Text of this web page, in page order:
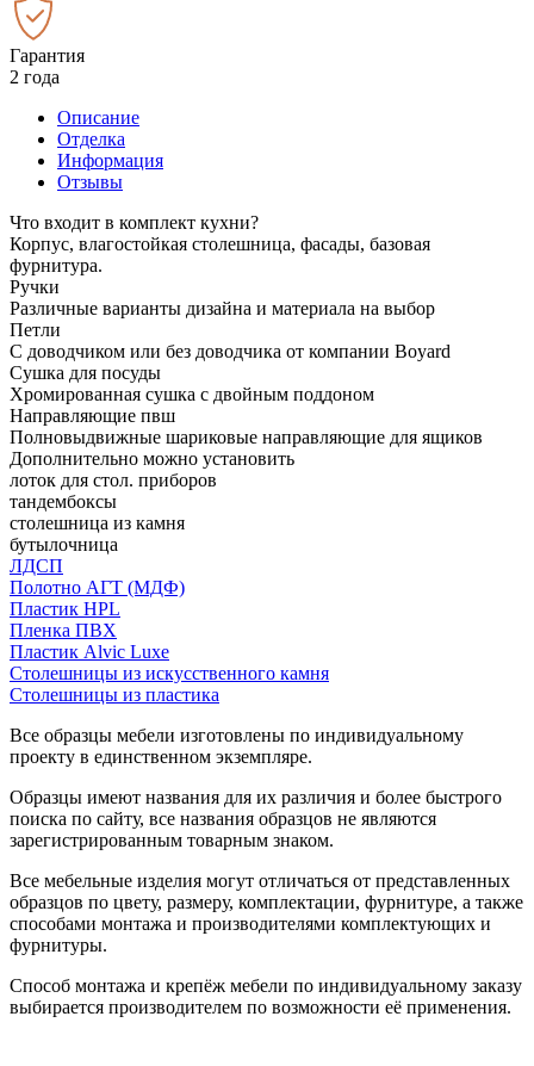
Гарантия
2 года
Описание
Отделка
Информация
Отзывы
Что входит в комплект кухни?
Корпус, влагостойкая столешница, фасады, базовая
фурнитура.
Ручки
Различные варианты дизайна и материала на выбор
Петли
С доводчиком или без доводчика от компании Boyard
Сушка для посуды
Хромированная сушка с двойным поддоном
Направляющие пвш
Полновыдвижные шариковые направляющие для ящиков
Дополнительно можно установить
лоток для стол. приборов
тандембоксы
столешница из камня
бутылочница
ЛДСП
Полотно АГТ (МДФ)
Пластик HPL
Пленка ПВХ
Пластик Alvic Luxe
Столешницы из искусственного камня
Столешницы из пластика
Все образцы мебели изготовлены по индивидуальному
проекту в единственном экземпляре.
Образцы имеют названия для их различия и более быстрого
поиска по сайту, все названия образцов не являются
зарегистрированным товарным знаком.
Все мебельные изделия могут отличаться от представленных
образцов по цвету, размеру, комплектации, фурнитуре, а также
способами монтажа и производителями комплектующих и
фурнитуры.
Способ монтажа и крепёж мебели по индивидуальному заказу
выбирается производителем по возможности её применения.